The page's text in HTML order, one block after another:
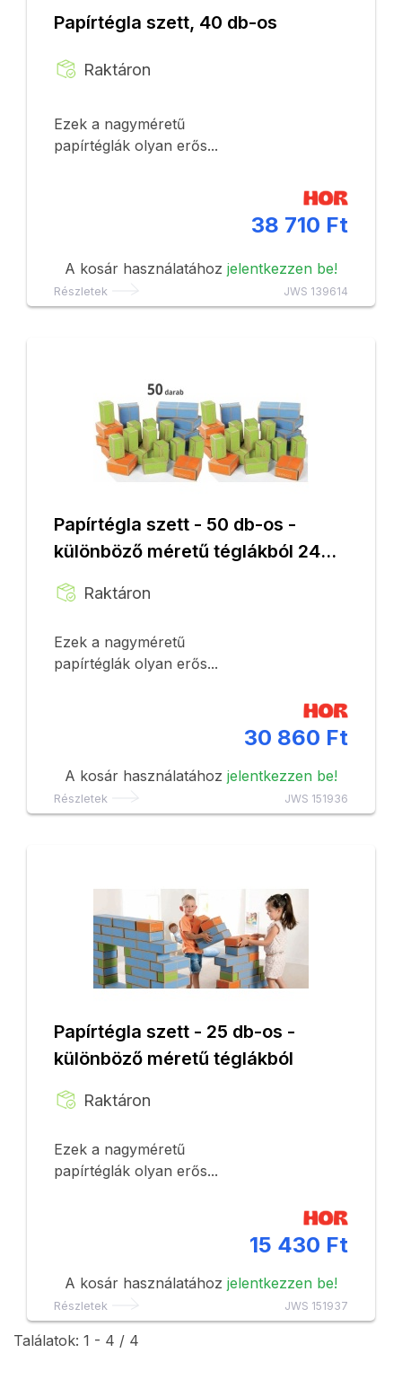
Papírtégla szett, 40 db-os
Raktáron
Ezek a nagyméretű
papírtéglák olyan erős...
38 710 Ft
A kosár használatához jelentkezzen be!
Részletek JWS 139614
Papírtégla szett - 50 db-os -
különböző méretű téglákból 24
hó+
Raktáron
Ezek a nagyméretű
papírtéglák olyan erős...
30 860 Ft
A kosár használatához jelentkezzen be!
Részletek JWS 151936
Papírtégla szett - 25 db-os -
különböző méretű téglákból
Raktáron
Ezek a nagyméretű
papírtéglák olyan erős...
15 430 Ft
A kosár használatához jelentkezzen be!
Részletek JWS 151937
Találatok: 1 - 4 / 4